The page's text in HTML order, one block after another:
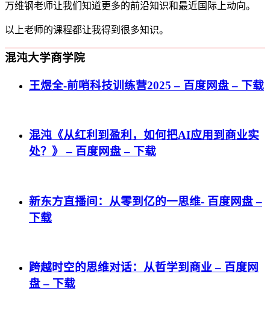
万维钢老师让我们知道更多的前沿知识和最近国际上动向。
以上老师的课程都让我得到很多知识。
混沌大学商学院
王煜全-前哨科技训练营2025 – 百度网盘 – 下载
混沌《从红利到盈利，如何把AI应用到商业实
处？》 – 百度网盘 – 下载
新东方直播间：从零到亿的一思维- 百度网盘 –
下载
跨越时空的思维对话：从哲学到商业 – 百度网
盘 – 下载